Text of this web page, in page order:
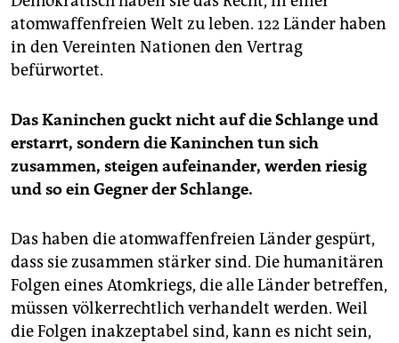
atomwaffenfreien Welt zu leben. 122 Länder haben
in den Vereinten Nationen den Vertrag
befürwortet.
Das Kaninchen guckt nicht auf die Schlange und
erstarrt, sondern die Kaninchen tun sich
zusammen, steigen aufeinander, werden riesig
und so ein Gegner der Schlange.
Das haben die atomwaffenfreien Länder gespürt,
dass sie zusammen stärker sind. Die humanitären
Folgen eines Atomkriegs, die alle Länder betreffen,
müssen völkerrechtlich verhandelt werden. Weil
die Folgen inakzeptabel sind, kann es nicht sein,